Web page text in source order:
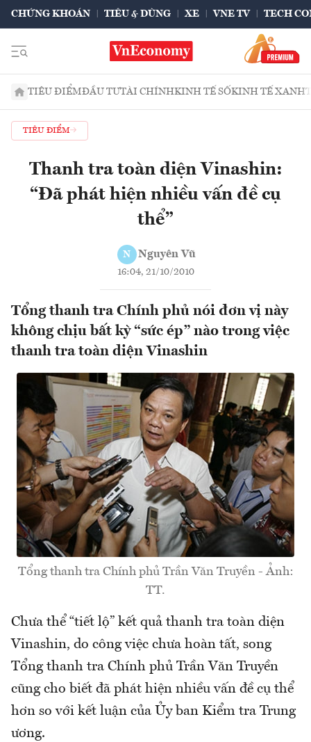
CHỨNG KHOÁN TIÊU & DÙNG XE VNE TV TECH
TIÊU ĐIỂMĐẦU TƯTÀI CHÍNHKINH TẾ SỐKINH TẾ XANH
TIÊU ĐIỂM
Thanh tra toàn diện Vinashin:
“Đã phát hiện nhiều vấn đề cụ
thể”
N Nguyên Vũ
16:04, 21/10/2010
Tổng thanh tra Chính phủ nói đơn vị này
không chịu bất kỳ “sức ép” nào trong việc
thanh tra toàn diện Vinashin
Tổng thanh tra Chính phủ Trần Văn Truyền - Ảnh:
TT.
Chưa thể “tiết lộ” kết quả thanh tra toàn diện
Vinashin, do công việc chưa hoàn tất, song
Tổng thanh tra Chính phủ Trần Văn Truyền
cũng cho biết đã phát hiện nhiều vấn đề cụ thể
hơn so với kết luận của Ủy ban Kiểm tra Trung
ương.